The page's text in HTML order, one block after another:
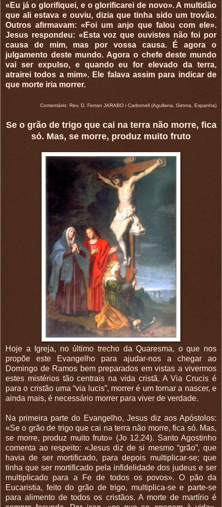
«Eu já o glorifiquei, e o glorificarei de novo». A multidão
que ali estava e ouviu, dizia que tinha sido um trovão.
Outros afirmavam: «Foi um anjo que falou com ele».
Jesus respondeu: «Esta voz que ouvistes não foi por
causa de mim, mas por vossa causa. É agora o
julgamento deste mundo. Agora o chefe deste mundo
vai ser expulso, e quando eu for elevado da terra,
atrairei todos a mim». Ele falava assim para indicar de
que morte iria morrer.
Comentário: Rev. D. Ferran JARABO i Carbonell (Agullana, Girona, Espanha)
Se o grão de trigo que cai na terra não morre, fica
só. Mas, se morre, produz muito fruto
Hoje a Igreja, no último trecho da Quaresma, o que nos
propõe este Evangelho para ajudar-nos a chegar ao
Domingo de Ramos bem preparados em vistas a vivermos
estes mistérios tão centrais na vida cristã. A Via Crucis é
para o cristão uma “via lucis”, morrer é um tornar a nascer, e
ainda mais, é necessário morrer para viver de verdade.
Na primeira parte do Evangelho, Jesus diz aos Apóstolos:
«Se o grão de trigo que cai na terra não morre, fica só. Mas,
se morre, produz muito fruto» (Jo 12,24). Santo Agostinho
comenta ao respeito: «Jesus diz de si mesmo “grão”, que
havia de ser mortificado, para depois multiplicar-se; que
tinha que ser mortificado pela infidelidade dos judeus e ser
multiplicado para a Fe de todos os povos». O pão da
Eucaristia, feito do grão de trigo, multiplica-se e parte-se
para alimento de todos os cristãos. A morte de martírio é